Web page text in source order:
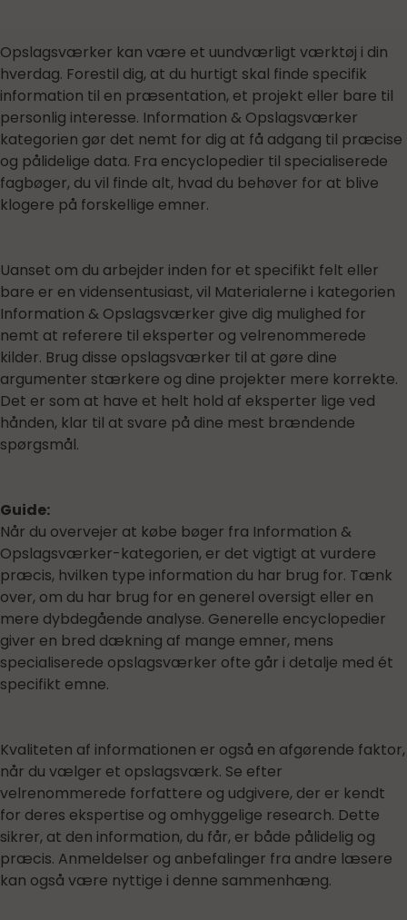
Opslagsværker kan være et uundværligt værktøj i din
hverdag. Forestil dig, at du hurtigt skal finde specifik
information til en præsentation, et projekt eller bare til
personlig interesse. Information & Opslagsværker
kategorien gør det nemt for dig at få adgang til præcise
og pålidelige data. Fra encyclopedier til specialiserede
fagbøger, du vil finde alt, hvad du behøver for at blive
klogere på forskellige emner.
Uanset om du arbejder inden for et specifikt felt eller
bare er en vidensentusiast, vil Materialerne i kategorien
Information & Opslagsværker give dig mulighed for
nemt at referere til eksperter og velrenommerede
kilder. Brug disse opslagsværker til at gøre dine
argumenter stærkere og dine projekter mere korrekte.
Det er som at have et helt hold af eksperter lige ved
hånden, klar til at svare på dine mest brændende
spørgsmål.
Guide:
Når du overvejer at købe bøger fra Information &
Opslagsværker-kategorien, er det vigtigt at vurdere
præcis, hvilken type information du har brug for. Tænk
over, om du har brug for en generel oversigt eller en
mere dybdegående analyse. Generelle encyclopedier
giver en bred dækning af mange emner, mens
specialiserede opslagsværker ofte går i detalje med ét
specifikt emne.
Kvaliteten af informationen er også en afgørende faktor,
når du vælger et opslagsværk. Se efter
velrenommerede forfattere og udgivere, der er kendt
for deres ekspertise og omhyggelige research. Dette
sikrer, at den information, du får, er både pålidelig og
præcis. Anmeldelser og anbefalinger fra andre læsere
kan også være nyttige i denne sammenhæng.